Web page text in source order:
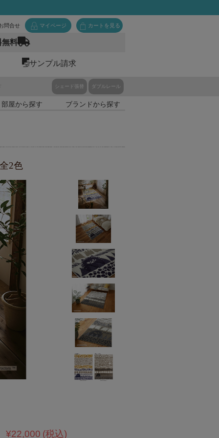
問合せ マイページ カートを見る
無料
サンプル請求
シェード張替 ダブルレール
屋から探す ブランドから探す
2色
¥22,000 (税込)